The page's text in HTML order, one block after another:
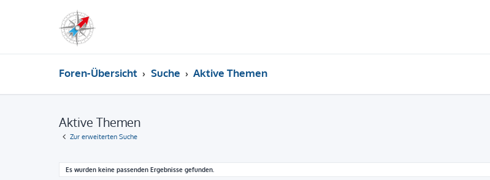
Foren-Übersicht Suche Aktive Themen
Aktive Themen
Zur erweiterten Suche
Es wurden keine passenden Ergebnisse gefunden.